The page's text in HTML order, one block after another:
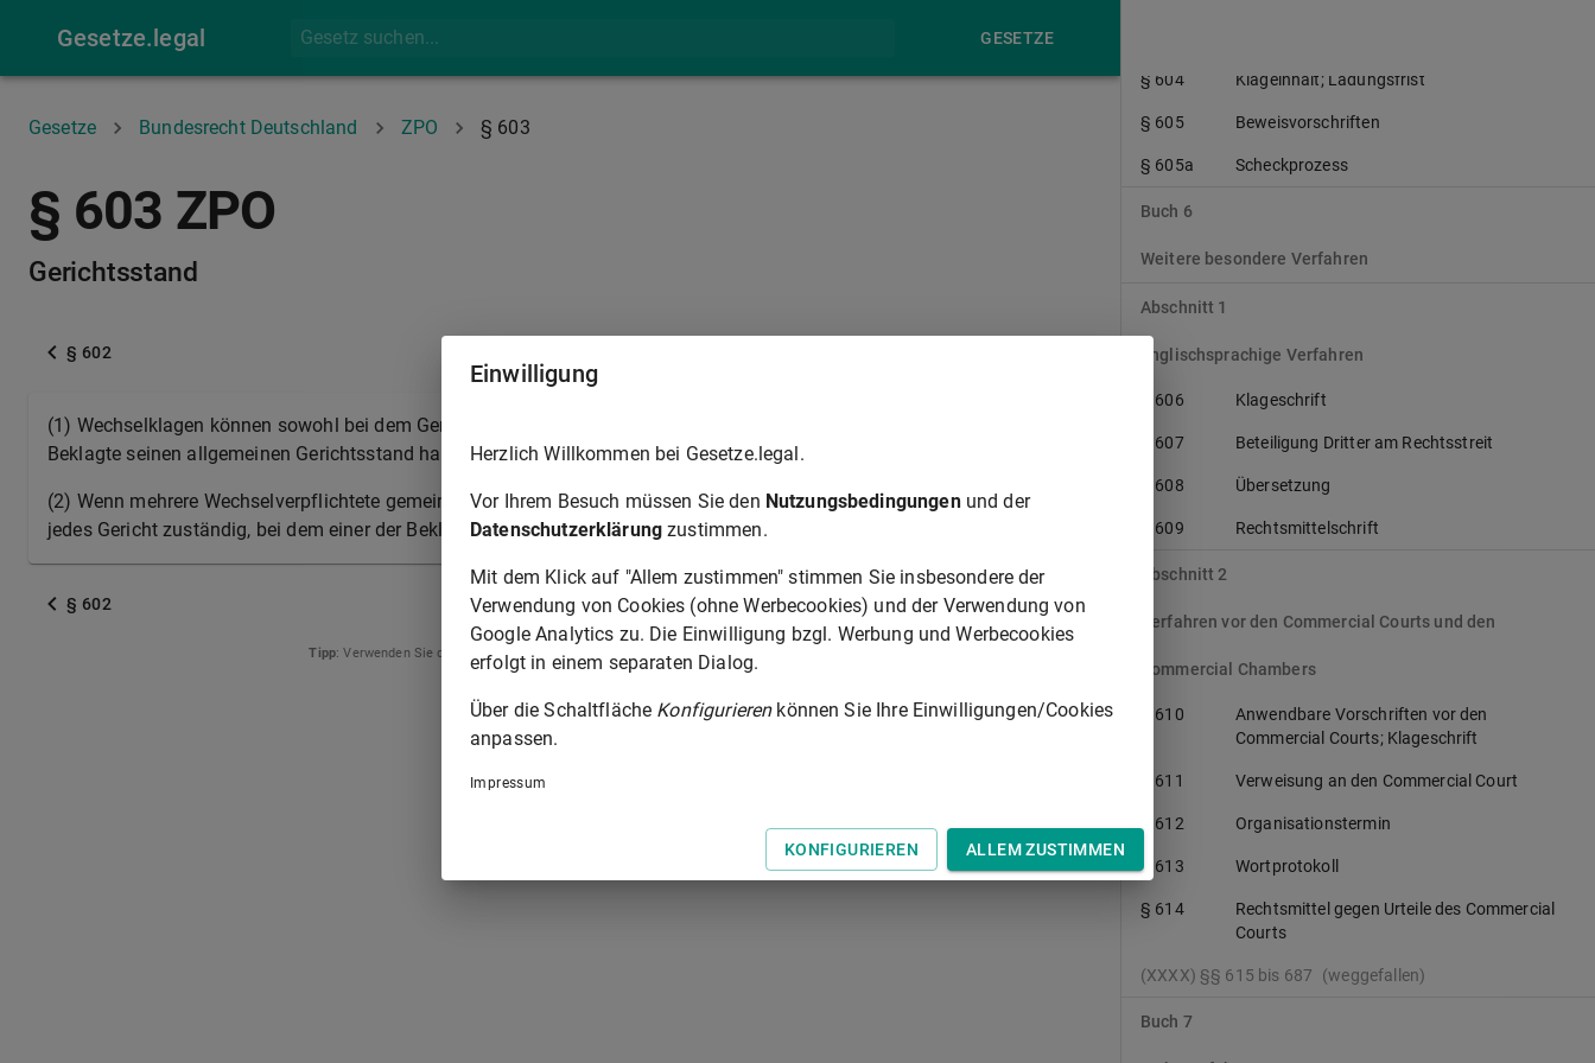
Gesetze.legal GESETZE
Gesetze Bundesrecht Deutschland ZPO § 603
§ 603 ZPO
Gerichtsstand
§ 602
(1) Wechselklagen können sowohl bei dem Gericht des Zahlungsortes als bei dem Gericht angestellt werden, bei dem der
Beklagte seinen allgemeinen Gerichtsstand hat.
(2) Wenn mehrere Wechselverpflichtete gemeinschaftlich verklagt werden, so ist außer dem Gericht des Zahlungsortes
jedes Gericht zuständig, bei dem einer der Beklagten seinen allgemeinen Gerichtsstand hat.
§ 602 § 604
Tipp: Verwenden Sie die Pfeiltasten der Tastatur zur Navigation zwischen Normen.
§ 604 Klageinhalt; Ladungsfrist
§ 605 Beweisvorschriften
§ 605a Scheckprozess
Buch 6
Weitere besondere Verfahren
Abschnitt 1
Englischsprachige Verfahren
§ 606 Klageschrift
§ 607 Beteiligung Dritter am Rechtsstreit
§ 608 Übersetzung
§ 609 Rechtsmittelschrift
Abschnitt 2
Verfahren vor den Commercial Courts und den
Commercial Chambers
§ 610
Anwendbare Vorschriften vor den
Commercial Courts; Klageschrift
§ 611 Verweisung an den Commercial Court
§ 612 Organisationstermin
§ 613 Wortprotokoll
§ 614
Rechtsmittel gegen Urteile des Commercial
Courts
(XXXX) §§ 615 bis 687 (weggefallen)
Buch 7
Einwilligung
Herzlich Willkommen bei Gesetze.legal.
Vor Ihrem Besuch müssen Sie den Nutzungsbedingungenund der
Datenschutzerklärung zustimmen.
Mit dem Klick auf "Allem zustimmen" stimmen Sie insbesondere der
Verwendung von Cookies (ohne Werbecookies) und der Verwendung von
Google Analytics zu. Die Einwilligung bzgl. Werbung und Werbecookies
erfolgt in einem separaten Dialog.
Über die Schaltfläche Konfigurierenkönnen Sie Ihre Einwilligungen/Cookies
anpassen.
Impressum
KONFIGURIEREN ALLEM ZUSTIMMEN